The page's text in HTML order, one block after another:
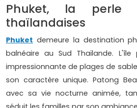
Phuket, la perle
thaïlandaises
Phuket demeure la destination
balnéaire au Sud Thaïlande.
impressionnante de plages de
son caractère unique. Patong
avec sa vie nocturne animée,